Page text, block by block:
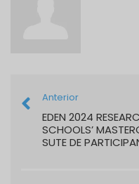
Anterior
EDEN 2024
SCHOOLS’
SUTE DE